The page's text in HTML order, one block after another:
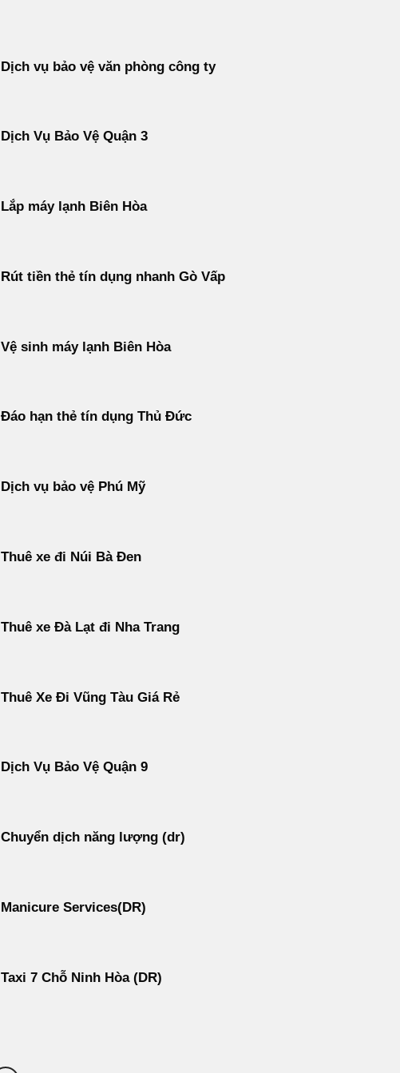
Dịch vụ bảo vệ văn phòng công ty
Dịch Vụ Bảo Vệ Quận 3
Lắp máy lạnh Biên Hòa
Rút tiền thẻ tín dụng nhanh Gò Vấp
Vệ sinh máy lạnh Biên Hòa
Đáo hạn thẻ tín dụng Thủ Đức
Dịch vụ bảo vệ Phú Mỹ
Thuê xe đi Núi Bà Đen
Thuê xe Đà Lạt đi Nha Trang
Thuê Xe Đi Vũng Tàu Giá Rẻ
Dịch Vụ Bảo Vệ Quận 9
Chuyển dịch năng lượng (dr)
Manicure Services(DR)
Taxi 7 Chỗ Ninh Hòa (DR)